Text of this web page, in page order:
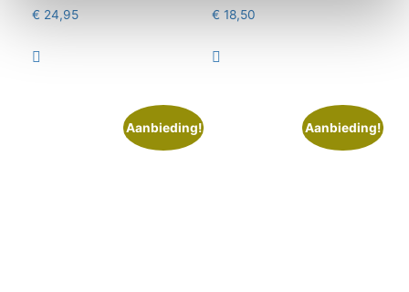
€ 24,95

€ 18,50

Aanbieding! Aanbieding!